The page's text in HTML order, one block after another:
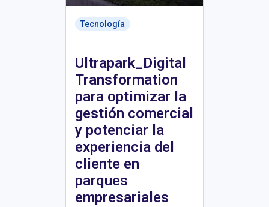
Tecnología
Ultrapark_Digital
Transformation
para optimizar la
gestión comercial
y potenciar la
experiencia del
cliente en
parques
empresariales